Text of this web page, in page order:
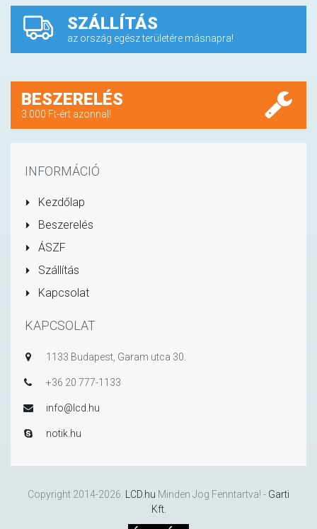
SZÁLLÍTÁS
az ország egész területére másnapra!
BESZERELÉS
3.000 Ft-ért azonnal!
INFORMÁCIÓ
Kezdőlap
Beszerelés
ÁSZF
Szállítás
Kapcsolat
KAPCSOLAT
1133 Budapest, Garam utca 30.
+36 20 777-1133
info@lcd.hu
notik.hu
Copyright 2014-2026. LCD.hu Minden Jog Fenntartva! - Garti
Kft.